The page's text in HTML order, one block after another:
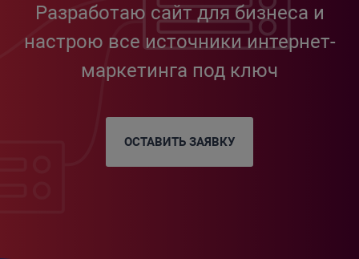
Разработаю сайт для бизнеса и
настрою все источники интернет-
маркетинга под ключ
ОСТАВИТЬ ЗАЯВКУ